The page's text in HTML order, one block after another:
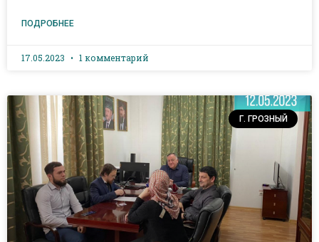
ПОДРОБНЕЕ
17.05.2023 1 комментарий
Г. ГРОЗНЫЙ